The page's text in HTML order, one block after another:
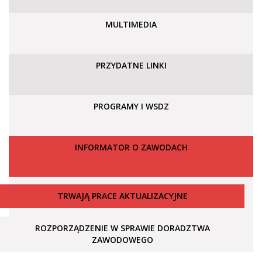
MULTIMEDIA
PRZYDATNE LINKI
PROGRAMY I WSDZ
INFORMATOR O ZAWODACH
TRWAJĄ PRACE AKTUALIZACYJNE
ROZPORZĄDZENIE W SPRAWIE DORADZTWA
ZAWODOWEGO